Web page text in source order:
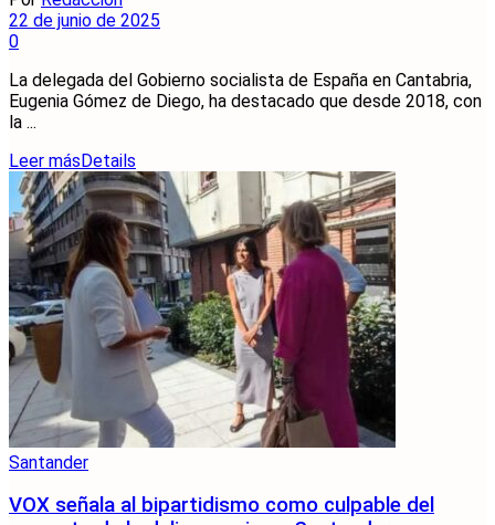
22 de junio de 2025
0
La delegada del Gobierno socialista de España en Cantabria,
Eugenia Gómez de Diego, ha destacado que desde 2018, con
la ...
Leer másDetails
Santander
VOX señala al bipartidismo como culpable del